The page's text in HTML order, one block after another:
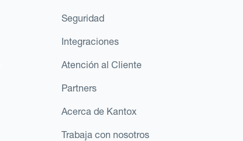
Seguridad
Integraciones
Atención al Cliente
Partners
Acerca de Kantox
Trabaja con nosotros